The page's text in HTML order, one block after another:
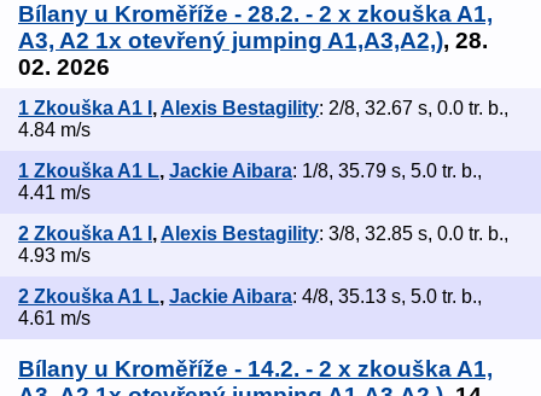
Bílany u Kroměříže - 28.2. - 2 x zkouška A1,
A3, A2 1x otevřený jumping A1,A3,A2,), 28.
02. 2026
1 Zkouška A1 I ,Alexis Bestagility: 2/8, 32.67 s, 0.0 tr. b.,
4.84 m/s
1 Zkouška A1 L, Jackie Aibara: 1/8, 35.79 s, 5.0 tr. b.,
4.41 m/s
2 Zkouška A1 I ,Alexis Bestagility: 3/8, 32.85 s, 0.0 tr. b.,
4.93 m/s
2 Zkouška A1 L, Jackie Aibara: 4/8, 35.13 s, 5.0 tr. b.,
4.61 m/s
Bílany u Kroměříže - 14.2. - 2 x zkouška A1,